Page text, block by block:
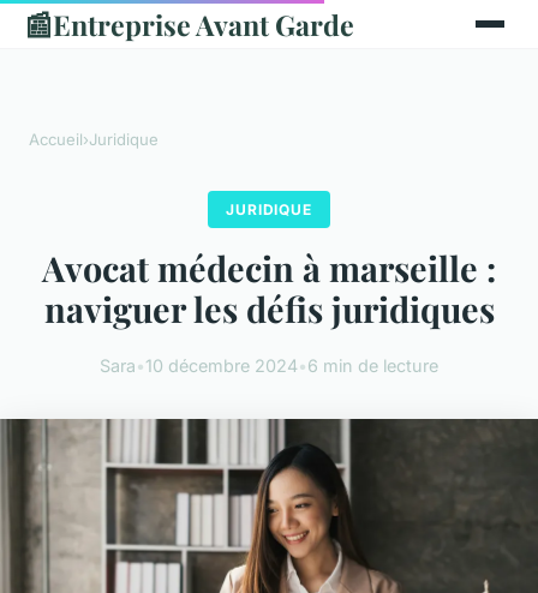
📰Entreprise Avant Garde
Accueil›Juridique
JURIDIQUE
Avocat médecin à marseille :
naviguer les défis juridiques
Sara•10 décembre 2024•6 min de lecture